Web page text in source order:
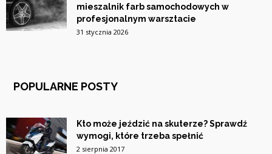
mieszalnik farb samochodowych w
profesjonalnym warsztacie
31 stycznia 2026
POPULARNE POSTY
Kto może jeździć na skuterze? Sprawdź
wymogi, które trzeba spełnić
2 sierpnia 2017